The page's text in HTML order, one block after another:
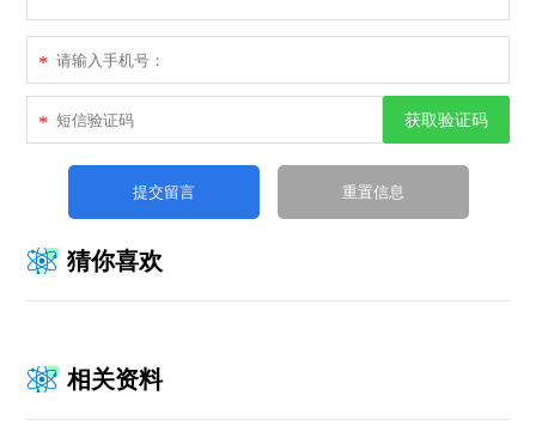
*
* 获取验证码
猜你喜欢
相关资料